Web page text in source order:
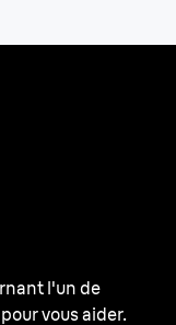
l'un de
vous aider.